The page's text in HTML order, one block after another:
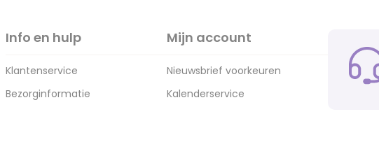
Info en hulp
Klantenservice
Bezorginformatie
Mijn account
Nieuwsbrief voorkeuren
Kalenderservice